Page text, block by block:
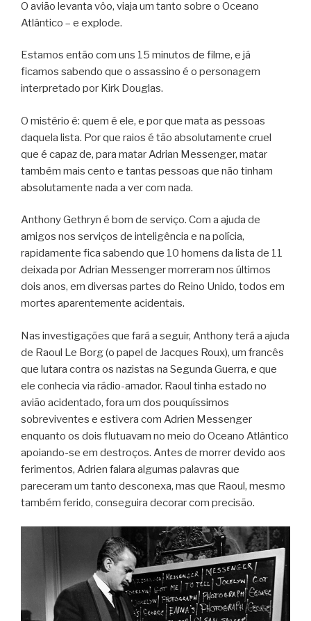
O avião levanta vôo, viaja um tanto sobre o Oceano
Atlântico – e explode.
Estamos então com uns 15 minutos de filme, e já
ficamos sabendo que o assassino é o personagem
interpretado por Kirk Douglas.
O mistério é: quem é ele, e por que mata as pessoas
daquela lista. Por que raios é tão absolutamente cruel
que é capaz de, para matar Adrian Messenger, matar
também mais cento e tantas pessoas que não tinham
absolutamente nada a ver com nada.
Anthony Gethryn é bom de serviço. Com a ajuda de
amigos nos serviços de inteligência e na polícia,
rapidamente fica sabendo que 10 homens da lista de 11
deixada por Adrian Messenger morreram nos últimos
dois anos, em diversas partes do Reino Unido, todos em
mortes aparentemente acidentais.
Nas investigações que fará a seguir, Anthony terá a ajuda
de Raoul Le Borg (o papel de Jacques Roux), um francês
que lutara contra os nazistas na Segunda Guerra, e que
ele conhecia via rádio-amador. Raoul tinha estado no
avião acidentado, fora um dos pouquíssimos
sobreviventes e estivera com Adrien Messenger
enquanto os dois flutuavam no meio do Oceano Atlântico
apoiando-se em destroços. Antes de morrer devido aos
ferimentos, Adrien falara algumas palavras que
pareceram um tanto desconexa, mas que Raoul, mesmo
também ferido, conseguira decorar com precisão.